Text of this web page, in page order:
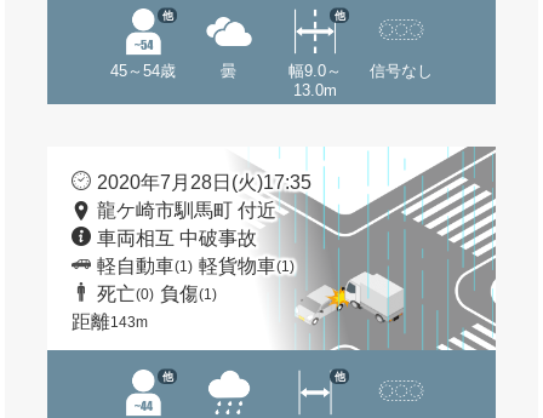
45～54歳
他
曇
幅9.0～
13.0m
他
信号なし
2020年7月28日(火)17:35
龍ケ崎市馴馬町 付近
車両相互 中破事故
軽自動車(1) 軽貨物車(1)
死亡(0) 負傷(1)
距離143m
他 他